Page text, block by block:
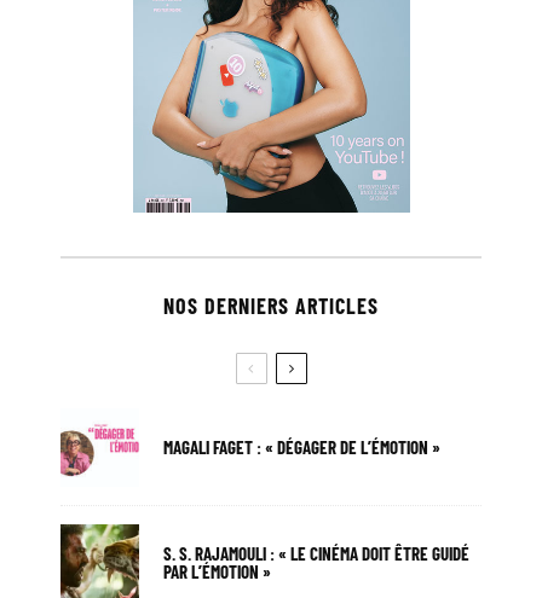
NOS DERNIERS ARTICLES
MAGALI FAGET : « DÉGAGER DE L’ÉMOTION »
S. S. RAJAMOULI : « LE CINÉMA DOIT ÊTRE GUIDÉ
PAR L’ÉMOTION »